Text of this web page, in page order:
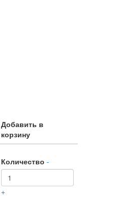
Добавить в
корзину
Количество -
+